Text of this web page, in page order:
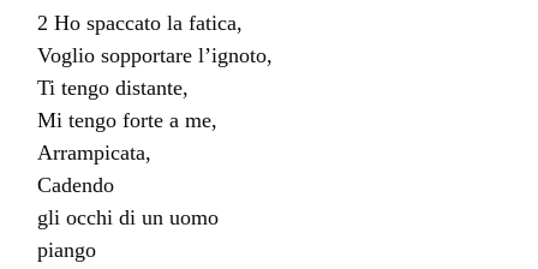
2 Ho spaccato la fatica,
Voglio sopportare l’ignoto,
Ti tengo distante,
Mi tengo forte a me,
Arrampicata,
Cadendo
gli occhi di un uomo
piango